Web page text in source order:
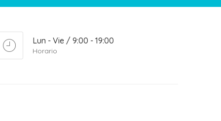
Lun - Vie / 9:00 - 19:00
Horario